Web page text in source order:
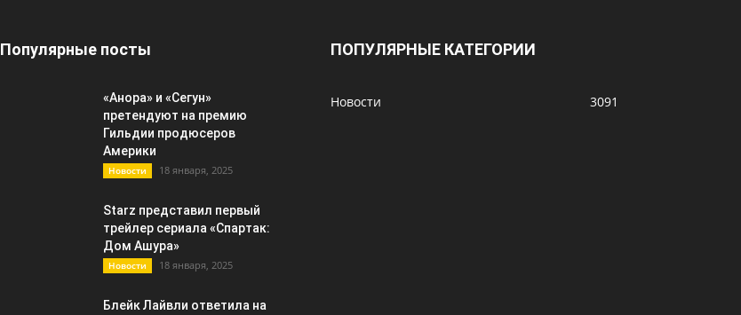
Популярные посты
«Анора» и «Сегун»
претендуют на премию
Гильдии продюсеров
Америки
Новости 18 января, 2025
Starz представил первый
трейлер сериала «Спартак:
Дом Ашура»
Новости 18 января, 2025
Блейк Лайвли ответила на
ПОПУЛЯРНЫЕ КАТЕГОРИИ
Новости 3091